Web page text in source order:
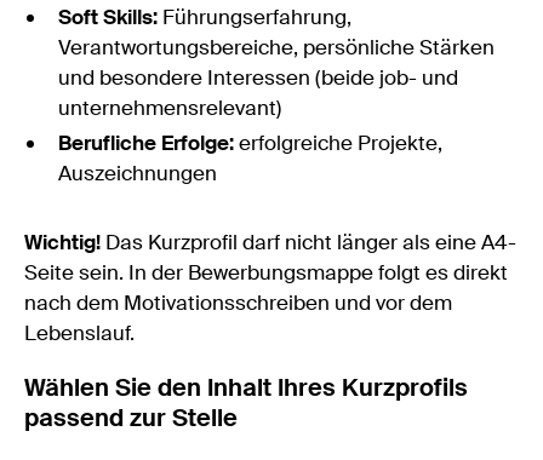
Soft Skills: Führungserfahrung,
Verantwortungsbereiche, persönliche Stärken
und besondere Interessen (beide job- und
unternehmensrelevant)
Berufliche Erfolge:erfolgreiche Projekte,
Auszeichnungen
Wichtig! Das Kurzprofil darf nicht länger als eine A4-
Seite sein. In der Bewerbungsmappe folgt es direkt
nach dem Motivationsschreiben und vor dem
Lebenslauf.
Wählen Sie den Inhalt Ihres Kurzprofils
passend zur Stelle